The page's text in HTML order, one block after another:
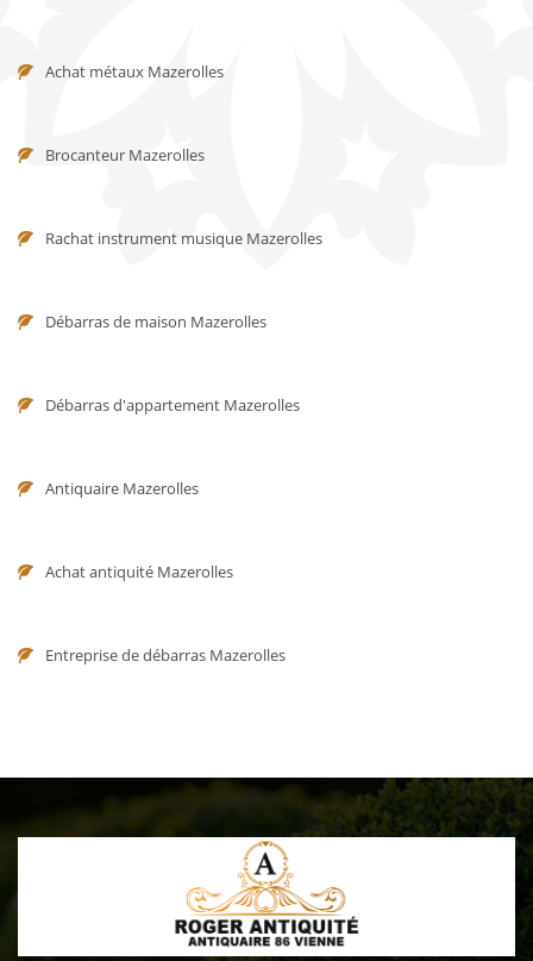
Achat métaux Mazerolles
Brocanteur Mazerolles
Rachat instrument musique Mazerolles
Débarras de maison Mazerolles
Débarras d'appartement Mazerolles
Antiquaire Mazerolles
Achat antiquité Mazerolles
Entreprise de débarras Mazerolles